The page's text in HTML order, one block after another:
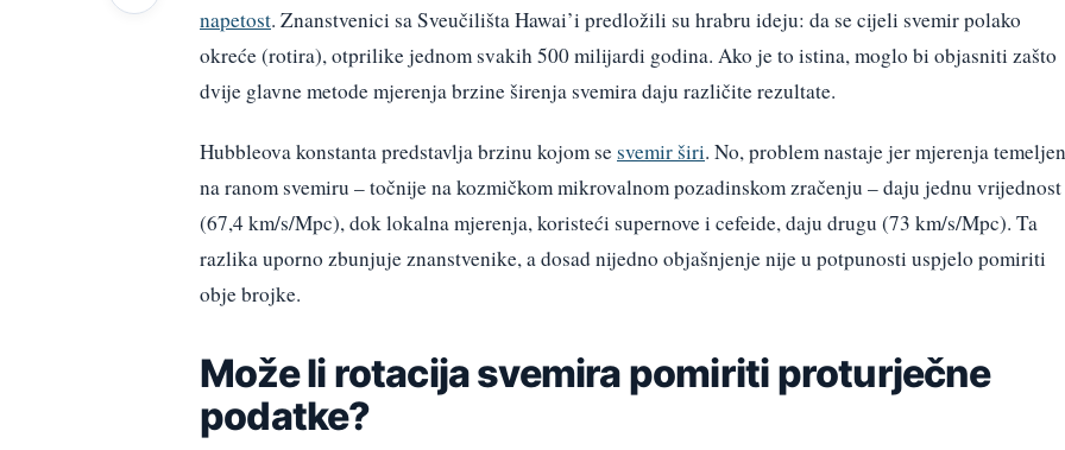
napetost. Znanstvenici sa Sveučilišta Hawai’i predložili su hrabru ideju: da se cijeli svemir polako
okreće (rotira), otprilike jednom svakih 500 milijardi godina. Ako je to istina, moglo bi objasniti zašto
dvije glavne metode mjerenja brzine širenja svemira daju različite rezultate.
Hubbleova konstanta predstavlja brzinu kojom sesvemir širi. No, problem nastaje jer mjerenja
na ranom svemiru – točnije na kozmičkom mikrovalnom pozadinskom zračenju – daju jednu vrijednost
(67,4 km/s/Mpc), dok lokalna mjerenja, koristeći supernove i cefeide, daju drugu (73 km/s/Mpc). Ta
razlika uporno zbunjuje znanstvenike, a dosad nijedno objašnjenje nije u potpunosti uspjelo pomiriti
obje brojke.
Može li rotacija svemira pomiriti proturječne
podatke?